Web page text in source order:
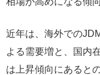
近年は、海外での
よる需要増と、国内
は上昇傾向にあると